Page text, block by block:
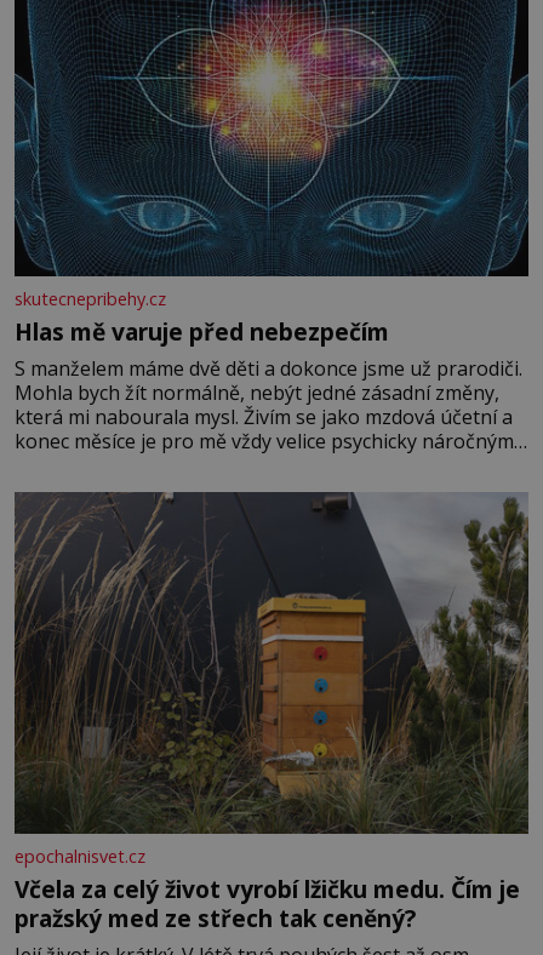
skutecnepribehy.cz
Hlas mě varuje před nebezpečím
S manželem máme dvě děti a dokonce jsme už prarodiči.
Mohla bych žít normálně, nebýt jedné zásadní změny,
která mi nabourala mysl. Živím se jako mzdová účetní a
konec měsíce je pro mě vždy velice psychicky náročným
dál častěji volá o pomoc, co se hlídání týče. Dalo by se
epochalnisvet.cz
Včela za celý život vyrobí lžičku medu. Čím je
pražský med ze střech tak ceněný?